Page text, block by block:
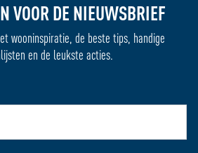
VOOR DE NIEUWSBRIEF
wooninspiratie, de beste tips, handige
en de leukste acties.